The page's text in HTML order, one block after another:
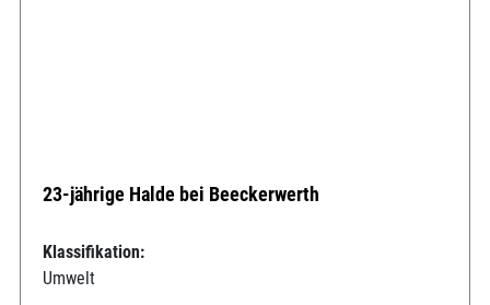
23-jährige Halde bei Beeckerwerth
Klassifikation:
Umwelt